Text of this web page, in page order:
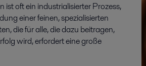
ist oft ein industrialisierter Prozess,
einer feinen, spezialisierten
die für alle, die dazu beitragen,
wird, erfordert eine große